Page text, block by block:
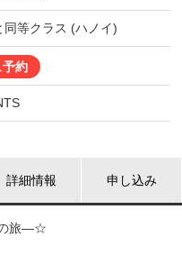
同等クラス (ハノイ)
予約
詳細情報 申し込み
の旅―☆